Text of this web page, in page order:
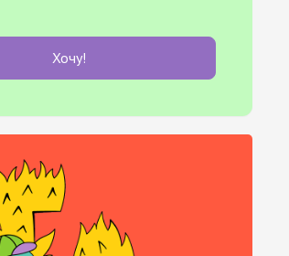
Хочу!